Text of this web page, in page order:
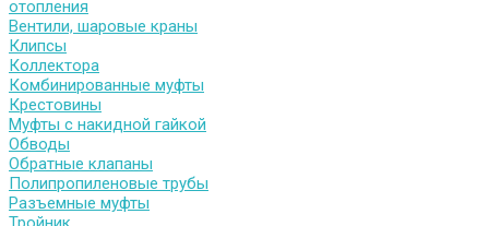
отопления
Вентили, шаровые краны
Клипсы
Коллектора
Комбинированные муфты
Крестовины
Муфты с накидной гайкой
Обводы
Обратные клапаны
Полипропиленовые трубы
Разъемные муфты